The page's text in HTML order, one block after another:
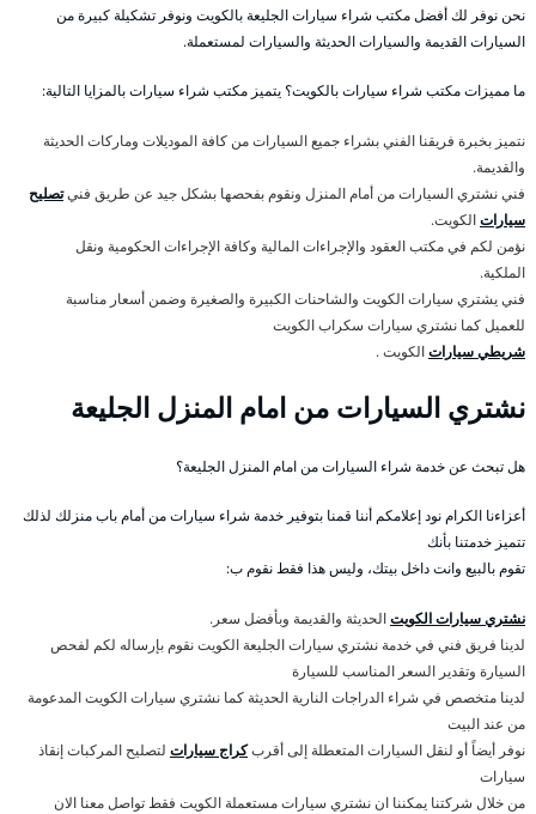
نحن نوفر لك أفضل مكتب شراء سيارات الجليعة بالكويت ونوفر تشكيلة كبيرة من
السيارات القديمة والسيارات الحديثة والسيارات لمستعملة.
ما مميزات مكتب شراء سيارات بالكويت؟ يتميز مكتب شراء سيارات بالمزايا التالية:
نتميز بخبرة فريقنا الفني بشراء جميع السيارات من كافة الموديلات وماركات الحديثة
والقديمة.
فني نشتري السيارات من أمام المنزل ونقوم بفحصها بشكل جيد عن طريق فنيتصليح
سياراتالكويت.
نؤمن لكم في مكتب العقود والإجراءات المالية وكافة الإجراءات الحكومية ونقل
الملكية.
فني يشتري سيارات الكويت والشاحنات الكبيرة والصغيرة وضمن أسعار مناسبة
للعميل كما نشتري سيارات سكراب الكويت
شريطي سياراتالكويت .
نشتري السيارات من امام المنزل الجليعة
هل تبحث عن خدمة شراء السيارات من امام المنزل الجليعة؟
أعزاءنا الكرام نود إعلامكم أننا قمنا بتوفير خدمة شراء سيارات من أمام باب منزلك لذلك
تتميز خدمتنا بأنك
تقوم بالبيع وانت داخل بيتك، وليس هذا فقط نقوم ب:
نشتري سيارات الكويتالحديثة والقديمة وبأفضل سعر.
لدينا فريق فني في خدمة نشتري سيارات الجليعة الكويت نقوم بإرساله لكم لفحص
السيارة وتقدير السعر المناسب للسيارة
لدينا متخصص في شراء الدراجات النارية الحديثة كما نشتري سيارات الكويت المدعومة
من عند البيت
نوفر أيضاً أو لنقل السيارات المتعطلة إلى أقربكراج سيارات لتصليح المركبات إنقاذ
سيارات
من خلال شركتنا يمكننا ان نشتري سيارات مستعملة الكويت فقط تواصل معنا الان